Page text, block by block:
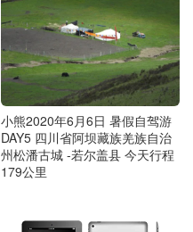
小熊2020年6月6日 暑假自驾游
DAY5 四川省阿坝藏族羌族自治
州松潘古城 -若尔盖县 今天行程
179公里